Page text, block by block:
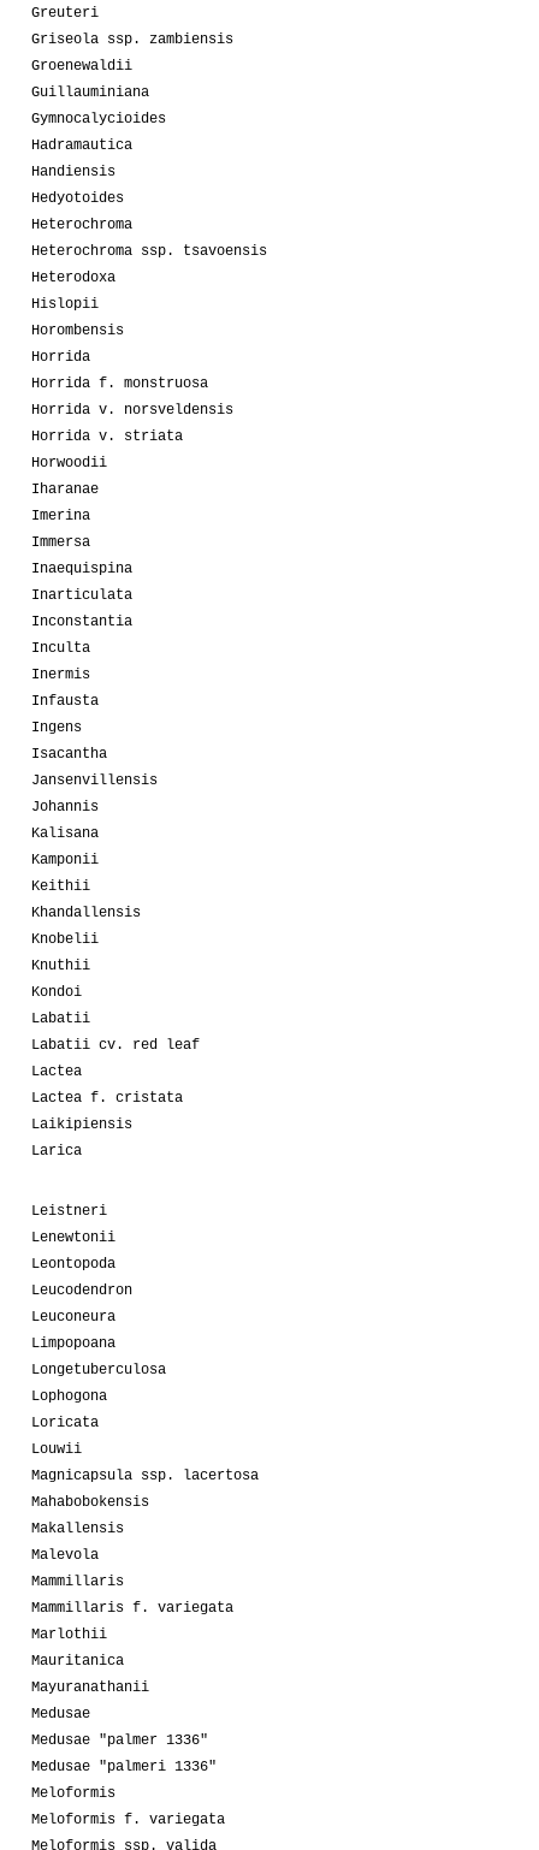
Greuteri
Griseola ssp. zambiensis
Groenewaldii
Guillauminiana
Gymnocalycioides
Hadramautica
Handiensis
Hedyotoides
Heterochroma
Heterochroma ssp. tsavoensis
Heterodoxa
Hislopii
Horombensis
Horrida
Horrida f. monstruosa
Horrida v. norsveldensis
Horrida v. striata
Horwoodii
Iharanae
Imerina
Immersa
Inaequispina
Inarticulata
Inconstantia
Inculta
Inermis
Infausta
Ingens
Isacantha
Jansenvillensis
Johannis
Kalisana
Kamponii
Keithii
Khandallensis
Knobelii
Knuthii
Kondoi
Labatii
Labatii cv. red leaf
Lactea
Lactea f. cristata
Laikipiensis
Larica
Leistneri
Lenewtonii
Leontopoda
Leucodendron
Leuconeura
Limpopoana
Longetuberculosa
Lophogona
Loricata
Louwii
Magnicapsula ssp. lacertosa
Mahabobokensis
Makallensis
Malevola
Mammillaris
Mammillaris f. variegata
Marlothii
Mauritanica
Mayuranathanii
Medusae
Medusae "palmer 1336"
Medusae "palmeri 1336"
Meloformis
Meloformis f. variegata
Meloformis ssp. valida